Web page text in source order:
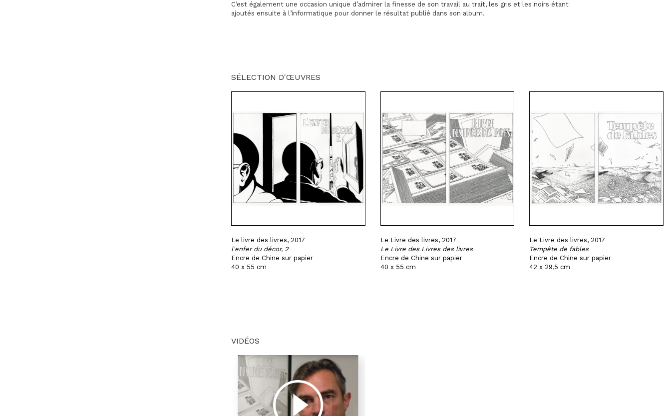
C’est également une occasion unique d’admirer la finesse de son travail au trait, les gris et les noirs étant
ajoutés ensuite à l’informatique pour donner le résultat publié dans son album.
SÉLECTION D'ŒUVRES
Le livre des livres, 2017
l'enfer du décor, 2
Encre de Chine sur papier
40 x 55 cm
Le Livre des livres, 2017
Le Livre des Livres des livres
Encre de Chine sur papier
40 x 55 cm
Le Livre des livres, 2017
Tempête de fables
Encre de Chine sur papier
42 x 29,5 cm
VIDÉOS